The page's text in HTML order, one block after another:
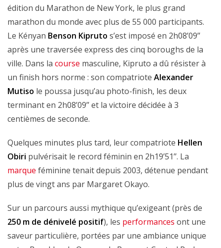
édition du Marathon de New York, le plus grand
marathon du monde avec plus de 55 000 participants.
Le Kényan Benson Kipruto s’est imposé en 2h08’09’’
après une traversée express des cinq boroughs de la
ville. Dans la course masculine, Kipruto a dû résister à
un finish hors norme : son compatriote Alexander
Mutiso le poussa jusqu’au photo-finish, les deux
terminant en 2h08’09’’ et la victoire décidée à 3
centièmes de seconde.
Quelques minutes plus tard, leur compatriote Hellen
Obiri pulvérisait le record féminin en 2h19’51’’. La
marque féminine tenait depuis 2003, détenue pendant
plus de vingt ans par Margaret Okayo.
Sur un parcours aussi mythique qu’exigeant (près de
250 m de dénivelé positif), les performances ont une
saveur particulière, portées par une ambiance unique